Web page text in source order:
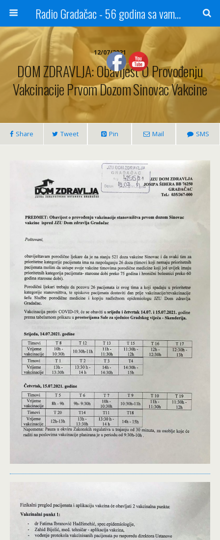
Radio Gradačac - 56 godina sa vama...
12/07/2021
DOM ZDRAVLJA: Obavijest O Provođenju
Vakcinacije Prvom Dozom Sinovac Vakcine
Share Tweet Pin Mail SMS